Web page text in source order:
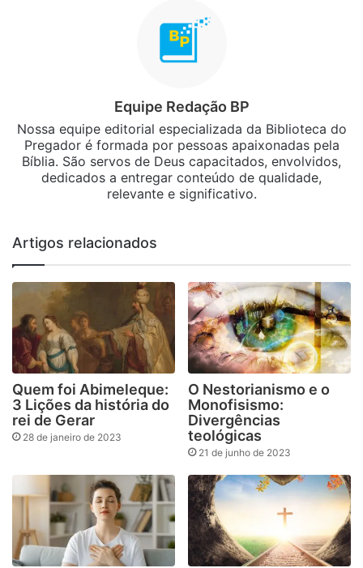
Equipe Redação BP
Nossa equipe editorial especializada da Biblioteca do
Pregador é formada por pessoas apaixonadas pela
Bíblia. São servos de Deus capacitados, envolvidos,
dedicados a entregar conteúdo de qualidade,
relevante e significativo.
Artigos relacionados
Quem foi Abimeleque:
3 Lições da história do
rei de Gerar
28 de janeiro de 2023
O Nestorianismo e o
Monofisismo:
Divergências
teológicas
21 de junho de 2023